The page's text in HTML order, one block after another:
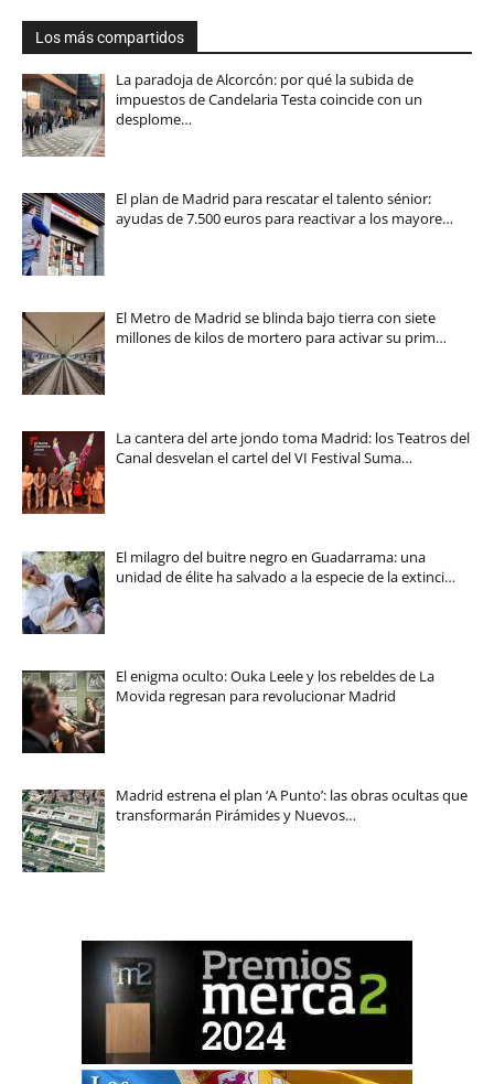
Los más compartidos
La paradoja de Alcorcón: por qué la subida de
impuestos de Candelaria Testa coincide con un
desplome…
El plan de Madrid para rescatar el talento sénior:
ayudas de 7.500 euros para reactivar a los mayore…
El Metro de Madrid se blinda bajo tierra con siete
millones de kilos de mortero para activar su prim…
La cantera del arte jondo toma Madrid: los Teatros del
Canal desvelan el cartel del VI Festival Suma…
El milagro del buitre negro en Guadarrama: una
unidad de élite ha salvado a la especie de la extinci…
El enigma oculto: Ouka Leele y los rebeldes de La
Movida regresan para revolucionar Madrid
Madrid estrena el plan ‘A Punto’: las obras ocultas que
transformarán Pirámides y Nuevos…